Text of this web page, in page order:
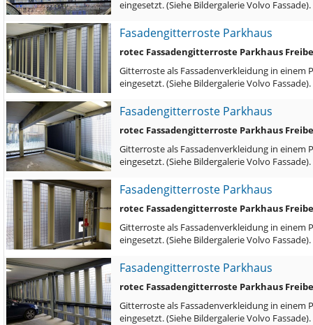
eingesetzt. (Siehe Bildergalerie Volvo
Fasadengitterroste Parkhaus
rotec Fassadengitterroste Parkhaus
Gitterroste als Fassadenverkleidung in
eingesetzt. (Siehe Bildergalerie Volvo
Fasadengitterroste Parkhaus
rotec Fassadengitterroste Parkhaus
Gitterroste als Fassadenverkleidung in
eingesetzt. (Siehe Bildergalerie Volvo
Fasadengitterroste Parkhaus
rotec Fassadengitterroste Parkhaus
Gitterroste als Fassadenverkleidung in
eingesetzt. (Siehe Bildergalerie Volvo
Fasadengitterroste Parkhaus
rotec Fassadengitterroste Parkhaus
Gitterroste als Fassadenverkleidung in
eingesetzt. (Siehe Bildergalerie Volvo